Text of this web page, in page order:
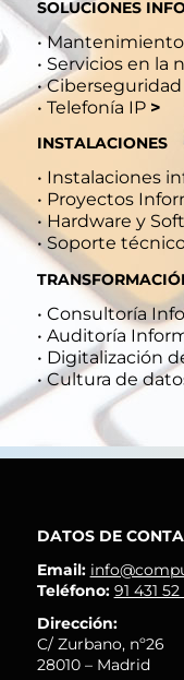
SOLUCIONES
•
• Servicios en la
•Ciberseguridad
• Telefonía IP >
INSTALACIONES
• Instalaciones
• Proyectos
•Hardware y
• Soporte
• Consultoría
• Auditoría
• Digitalización
•Cultura de
DATOS DE
Email:
Teléfono: 91 431
Dirección:
C/ Zurbano, nº26
28010 – Madrid